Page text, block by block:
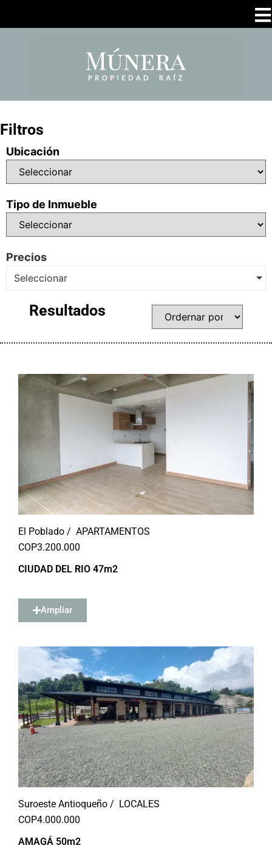
Filtros
Ubicación
Tipo de Inmueble
Precios
Seleccionar
Resultados
El Poblado / APARTAMENTOS
COP3.200.000
CIUDAD DEL RIO 47m2
Ampliar
Suroeste Antioqueño / LOCALES
COP4.000.000
AMAGÁ 50m2